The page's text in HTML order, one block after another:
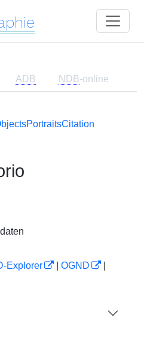
ADB NDB-online
PortraitsCitation
Explorer OGND